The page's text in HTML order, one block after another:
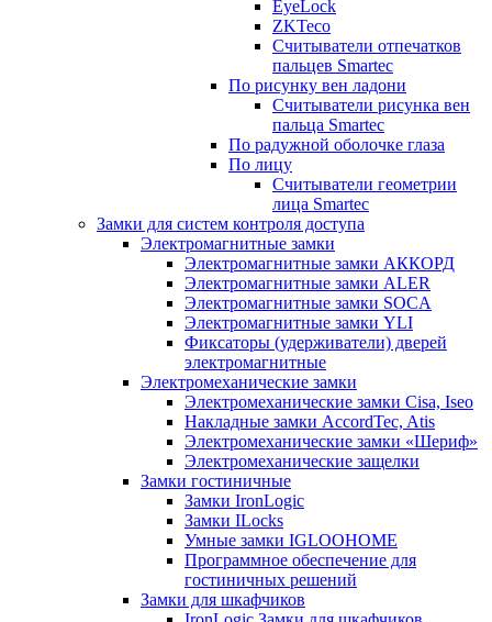
EyeLock
ZKTeco
Считыватели отпечатков
пальцев Smartec
По рисунку вен ладони
Считыватели рисунка вен
пальца Smartec
По радужной оболочке глаза
По лицу
Считыватели геометрии
лица Smartec
Замки для систем контроля доступа
Электромагнитные замки
Электромагнитные замки АККОРД
Электромагнитные замки ALER
Электромагнитные замки SOCA
Электромагнитные замки YLI
Фиксаторы (удерживатели) дверей
электромагнитные
Электромеханические замки
Электромеханические замки Cisa, Iseo
Накладные замки AccordTec, Atis
Электромеханические замки «Шериф»
Электромеханические защелки
Замки гостиничные
Замки IronLogic
Замки ILocks
Умные замки IGLOOHOME
Программное обеспечение для
гостиничных решений
Замки для шкафчиков